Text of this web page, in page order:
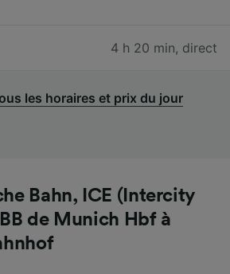
4 h 20 min, direct
les horaires et prix du jour
Bahn, ICE (Intercity
de Munich Hbf à